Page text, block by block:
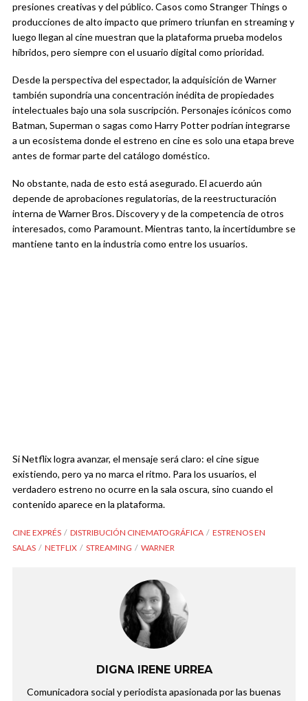
presiones creativas y del público. Casos como Stranger Things o
producciones de alto impacto que primero triunfan en streaming y
luego llegan al cine muestran que la plataforma prueba modelos
híbridos, pero siempre con el usuario digital como prioridad.
Desde la perspectiva del espectador, la adquisición de Warner
también supondría una concentración inédita de propiedades
intelectuales bajo una sola suscripción. Personajes icónicos como
Batman, Superman o sagas como Harry Potter podrían integrarse
a un ecosistema donde el estreno en cine es solo una etapa breve
antes de formar parte del catálogo doméstico.
No obstante, nada de esto está asegurado. El acuerdo aún
depende de aprobaciones regulatorias, de la reestructuración
interna de Warner Bros. Discovery y de la competencia de otros
interesados, como Paramount. Mientras tanto, la incertidumbre se
mantiene tanto en la industria como entre los usuarios.
Si Netflix logra avanzar, el mensaje será claro: el cine sigue
existiendo, pero ya no marca el ritmo. Para los usuarios, el
verdadero estreno no ocurre en la sala oscura, sino cuando el
contenido aparece en la plataforma.
CINE EXPRÉS DISTRIBUCIÓN CINEMATOGRÁFICA
ESTRENOS EN
SALAS
NETFLIX STREAMING WARNER
DIGNA IRENE URREA
Comunicadora social y periodista apasionada por las buenas